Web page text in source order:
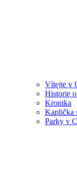
Vítejte v
Historie
Kronika
Kaplička
Parky v